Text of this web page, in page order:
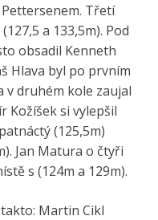
Třetí
a 133,5m). Pod
obsadil Kenneth
Hlava byl po prvním
v druhém kole zaujal
Kožíšek si vylepšil
(125,5m)
Jan Matura o čtyři
s (124m a 129m).
Martin Cikl